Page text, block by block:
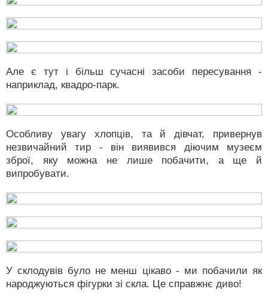
Але є тут і більш сучасні засоби пересування -
наприклад, квадро-парк.
Особливу увагу хлопців, та й дівчат, привернув
незвичайний тир - він виявився діючим музеєм
зброї, яку можна не лише побачити, а ще й
випробувати.
У склодувів було не менш цікаво - ми побачили як
народжуються фігурки зі скла. Це справжнє диво!